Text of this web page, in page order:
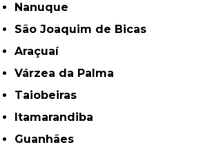
Nanuque
São Joaquim de Bicas
Araçuaí
Várzea da Palma
Taiobeiras
Itamarandiba
Guanhães